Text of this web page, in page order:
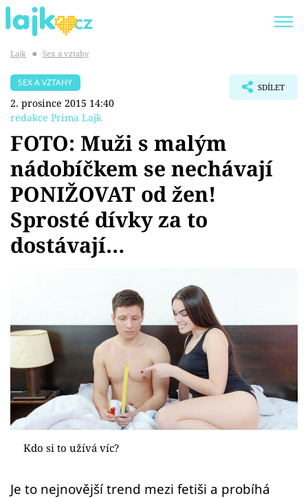
SHOPAHOLICADEL
Témata
Showbyznys
Youtubeři
Videa
Sledujte prima+
Přihlášení
Lajk ■ Sex a vztahy
SEX A VZTAHY
2. prosince 2015 14:40
redakce Prima Lajk
SDÍLET
FOTO: Muži s malým
nádobíčkem se nechávají
PONIŽOVAT od žen!
Sprosté dívky za to
dostávají…
Kdo si to užívá víc?
Je to nejnovější trend mezi fetiši a probíhá